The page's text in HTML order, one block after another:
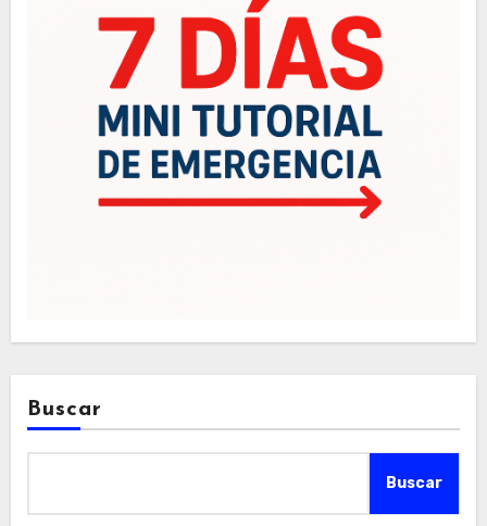
Buscar
Buscar